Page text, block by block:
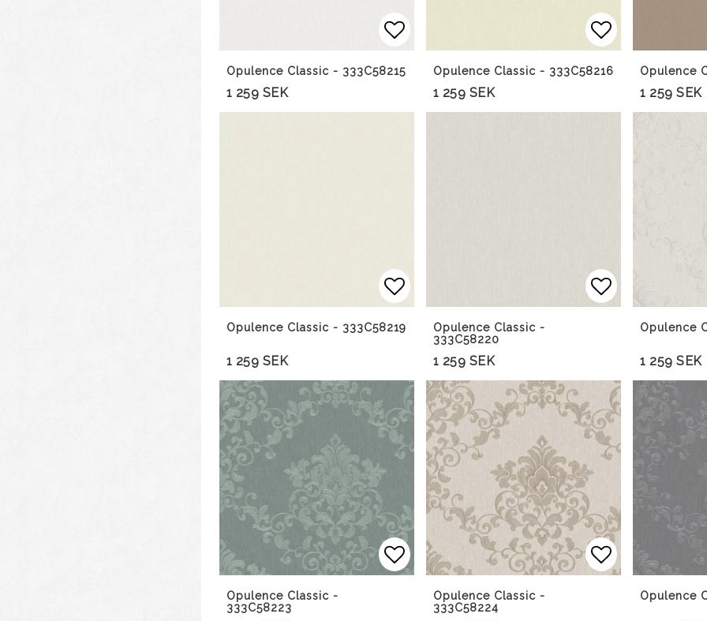
Lägg till i favoritlistan
Opulence Classic - 333C58215
1 259 SEK
Lägg till i
Opulence Classic - 333C58216
1 259 SEK
Opulence
1 259 SEK
Lägg till i favoritlistan
Opulence Classic - 333C58219
1 259 SEK
Lägg till i
Opulence Classic -
333C58220
1 259 SEK
Opulence
1 259 SEK
Lägg till i favoritlistan
Opulence Classic -
333C58223
Lägg till i
Opulence Classic -
333C58224
Opulence